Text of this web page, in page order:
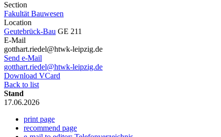
Section
Fakultät Bauwesen
Location
Geutebrück-Bau GE 211
E-Mail
gotthart.riedel@htwk-leipzig.de
Send e-Mail
gotthart.riedel@htwk-leipzig.de
Download VCard
Back to list
Stand
17.06.2026
print page
recommend page